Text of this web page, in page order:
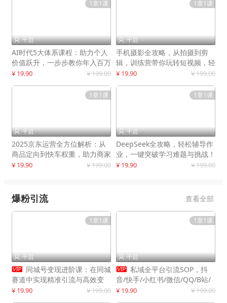
1章1课
 千启
AI时代5大体系课程：助力个人
价值跃升，一步步教你年入百万
¥ 19.90 ¥ 199.00
1章1课
 千启
手机摄影全攻略，从拍摄到剪
辑，训练营带你玩转短视频，轻
松拍大片
¥ 19.90 ¥ 199.00
1章1课
 千启
2025京东运营全方位解析：从
商品定向到快车权重，助力商家
打造爆款商品
¥ 19.90 ¥ 199.00
1章1课
 千启
DeepSeek全攻略，轻松辅导作
业，一键突破学习难题与挑战！
¥ 19.90 ¥ 199.00
爆粉引流 查看全部
1章1课
 千启
 同城号变现进阶课：在同城
赛道中实现精准引流与高效变
现，单店月引流成交额提升50%
¥ 19.90 ¥ 199.00
1章1课
 千启
 私域全平台引流SOP，抖
音/快手/小红书/微信/QQ/B站/
闲鱼等，技术合集，高效转化公
¥ 19.90 ¥ 199.00